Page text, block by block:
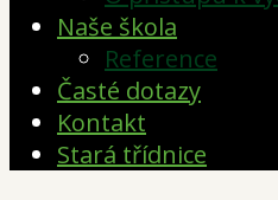
Naše škola
Reference
Časté dotazy
Kontakt
Stará třídnice